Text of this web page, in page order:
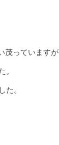
茂っていますが
。